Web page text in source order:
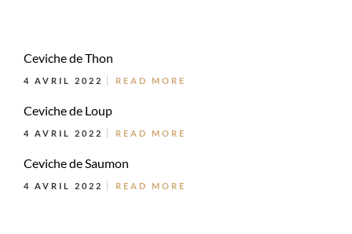
Ceviche de Thon
4 AVRIL 2022 READ MORE
Ceviche de Loup
4 AVRIL 2022 READ MORE
Ceviche de Saumon
4 AVRIL 2022 READ MORE